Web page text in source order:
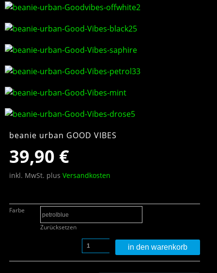
beanie urban GOOD VIBES
39,90 €
inkl. MwSt. plus Versandkosten
Farbe
Zurücksetzen
in den warenkorb